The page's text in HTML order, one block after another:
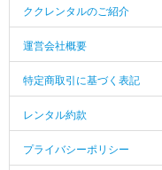
ククレンタルのご紹介
運営会社概要
特定商取引に基づく表記
レンタル約款
プライバシーポリシー